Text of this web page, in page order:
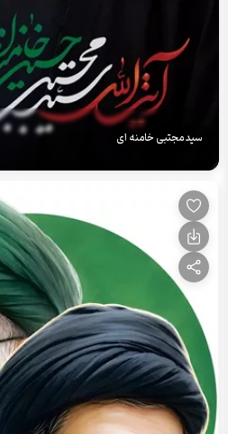
سید مجتبی خامنه ای